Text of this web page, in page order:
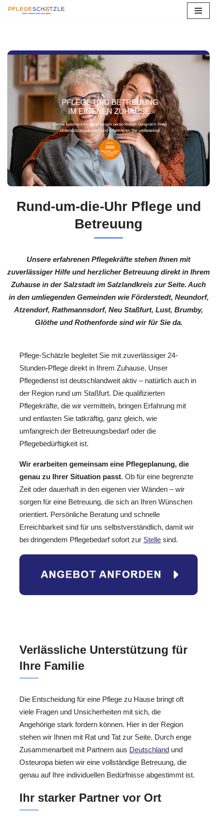
springen
Rund-um-die-Uhr Pflege und
Betreuung
Unsere erfahrenen Pflegekräfte stehen Ihnen mit
zuverlässiger Hilfe und herzlicher Betreuung direkt in Ihrem
Zuhause in der Salzstadt im Salzlandkreis zur Seite. Auch
in den umliegenden Gemeinden wie Förderstedt, Neundorf,
Atzendorf, Rathmannsdorf, Neu Staßfurt, Lust, Brumby,
Glöthe und Rothenforde sind wir für Sie da.
Pflege-Schätzle begleitet Sie mit zuverlässiger 24-
Stunden-Pflege direkt in Ihrem Zuhause. Unser
Pflegedienst ist deutschlandweit aktiv – natürlich auch in
der Region rund um Staßfurt. Die qualifizierten
Pflegekräfte, die wir vermitteln, bringen Erfahrung mit
und entlasten Sie tatkräftig, ganz gleich, wie
umfangreich der Betreuungsbedarf oder die
Pflegebedürftigkeit ist.
Wir erarbeiten gemeinsam eine Pflegeplanung, die
genau zu Ihrer Situation passt. Ob für eine begrenzte
Zeit oder dauerhaft in den eigenen vier Wänden – wir
sorgen für eine Betreuung, die sich an Ihren Wünschen
orientiert. Persönliche Beratung und schnelle
Erreichbarkeit sind für uns selbstverständlich, damit wir
bei dringendem Pflegebedarf sofort zur Stelle sind.
Verlässliche Unterstützung für
Ihre Familie
Die Entscheidung für eine Pflege zu Hause bringt oft
viele Fragen und Unsicherheiten mit sich, die
Angehörige stark fordern können. Hier in der Region
stehen wir Ihnen mit Rat und Tat zur Seite. Durch enge
Zusammenarbeit mit Partnern aus Deutschland und
Osteuropa bieten wir eine vollständige Betreuung, die
genau auf Ihre individuellen Bedürfnisse abgestimmt ist.
Ihr starker Partner vor Ort